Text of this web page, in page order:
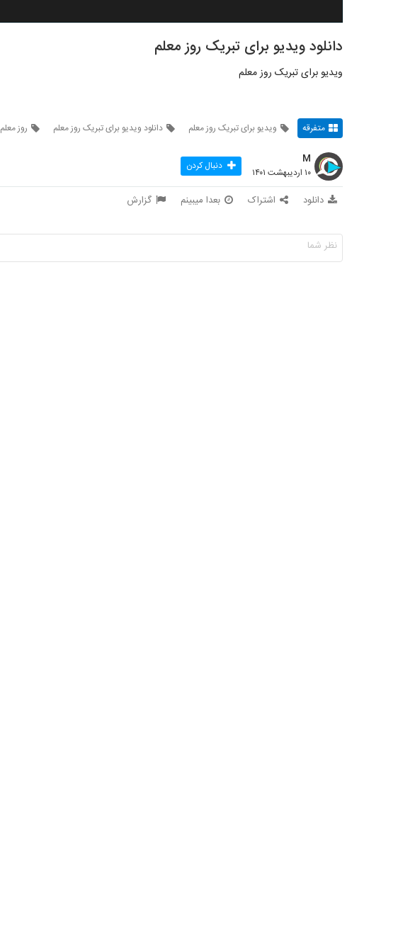
دانلود ویدیو برای تبریک روز معلم
ویدیو برای تبریک روز معلم
متفرقه ویدیو برای تبریک روز معلم دانلود ویدیو برای تبریک روز معلم روز معلم
M
۱۰ اردیبهشت ۱۴۰۱ دنبال کردن
دانلود اشتراک بعدا میبینم گزارش